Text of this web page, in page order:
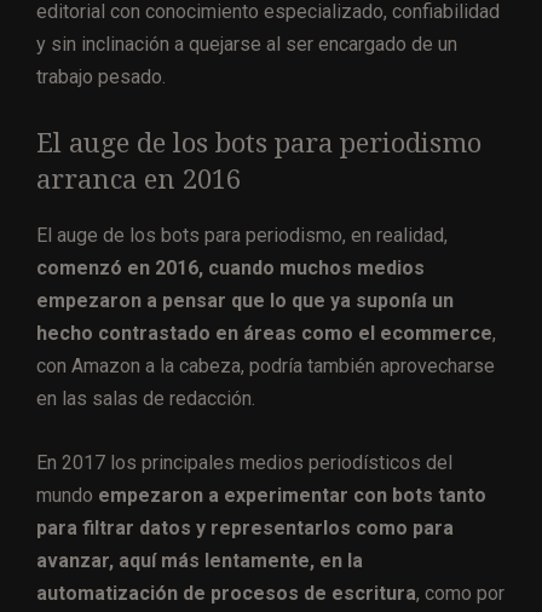
editorial con conocimiento especializado, confiabilidad
y sin inclinación a quejarse al ser encargado de un
trabajo pesado.
El auge de los bots para periodismo
arranca en 2016
El auge de los bots para periodismo, en realidad,
comenzó en 2016, cuando muchos medios
empezaron a pensar que lo que ya suponía un
hecho contrastado en áreas como el ecommerce,
con Amazon a la cabeza, podría también aprovecharse
en las salas de redacción.
En 2017 los principales medios periodísticos del
mundo empezaron a experimentar con bots tanto
para filtrar datos y representarlos como para
avanzar, aquí más lentamente, en la
automatización de procesos de escritura, como por